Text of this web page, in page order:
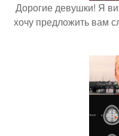
Дорогие девушки! Я
хочу предложить вам